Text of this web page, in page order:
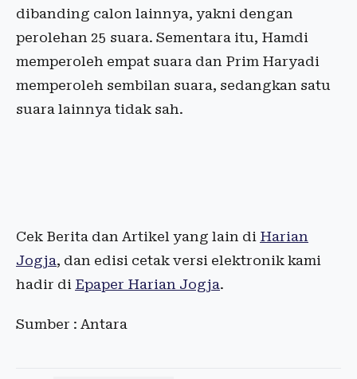
dibanding calon lainnya, yakni dengan
perolehan 25 suara. Sementara itu, Hamdi
memperoleh empat suara dan Prim Haryadi
memperoleh sembilan suara, sedangkan satu
suara lainnya tidak sah.
Cek Berita dan Artikel yang lain di Harian
Jogja, dan edisi cetak versi elektronik kami
hadir di Epaper Harian Jogja.
Sumber : Antara